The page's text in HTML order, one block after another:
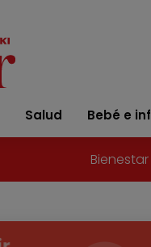
Salud Bebé e
Bienestar